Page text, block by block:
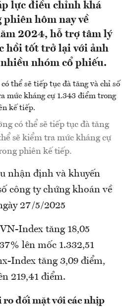
lực điều chỉnh khá
hôm nay về
2024, hỗ trợ tâm lý
hồi tốt trở lại với ảnh
nhóm cổ phiếu.
có thể sẽ tiếp tục đà tăng
sẽ kiểm tra mức kháng cự
phiên kế tiếp.
nhận định và khuyến
công ty chứng khoán về
27/5/2025
Index tăng 18,05
lên mốc 1.332,51
Index tăng 3,09 điểm,
219,41 điểm.
đối mặt với các nhịp